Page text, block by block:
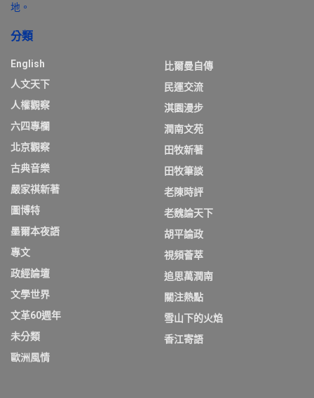
地。
分類
English
人文天下
人權觀察
六四專欄
北京觀察
古典音樂
嚴家祺新著
圖博特
墨爾本夜語
專文
政經論壇
文學世界
文革60週年
未分類
歐洲風情
比爾曼自傳
民運交流
淇園漫步
潤南文苑
田牧新著
田牧筆談
老陳時評
老魏論天下
胡平論政
視頻薈萃
追思萬潤南
關注熱點
雪山下的火焰
香江寄語